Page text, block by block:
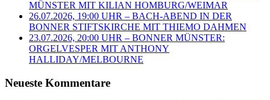
MÜNSTER MIT KILIAN HOMBURG/WEIMAR
26.07.2026, 19:00 UHR – BACH-ABEND IN DER
BONNER STIFTSKIRCHE MIT THIEMO DAHMEN
23.07.2026, 20:00 UHR – BONNER MÜNSTER:
ORGELVESPER MIT ANTHONY
HALLIDAY/MELBOURNE
Neueste Kommentare